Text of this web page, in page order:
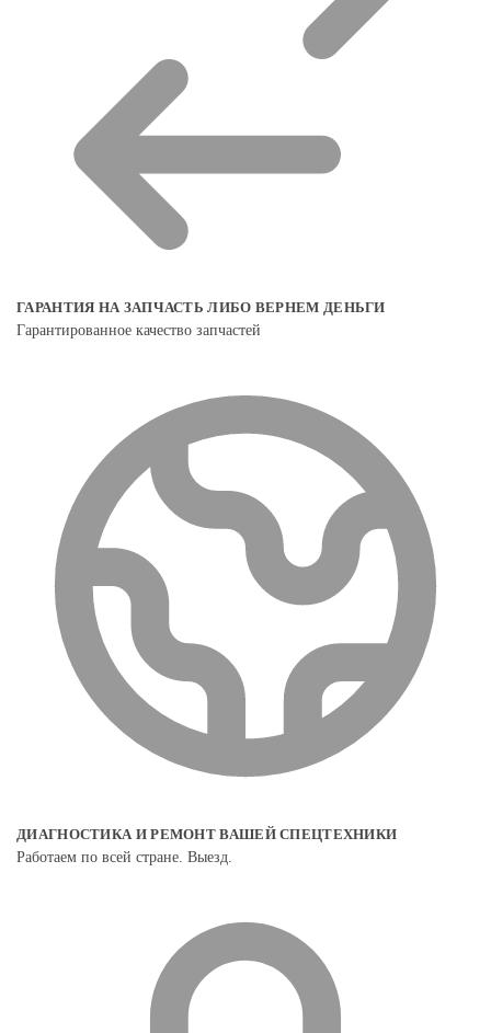
ГАРАНТИЯ НА ЗАПЧАСТЬ ЛИБО ВЕРНЕМ ДЕНЬГИ
Гарантированное качество запчастей
ДИАГНОСТИКА И РЕМОНТ ВАШЕЙ СПЕЦТЕХНИКИ
Работаем по всей стране. Выезд.